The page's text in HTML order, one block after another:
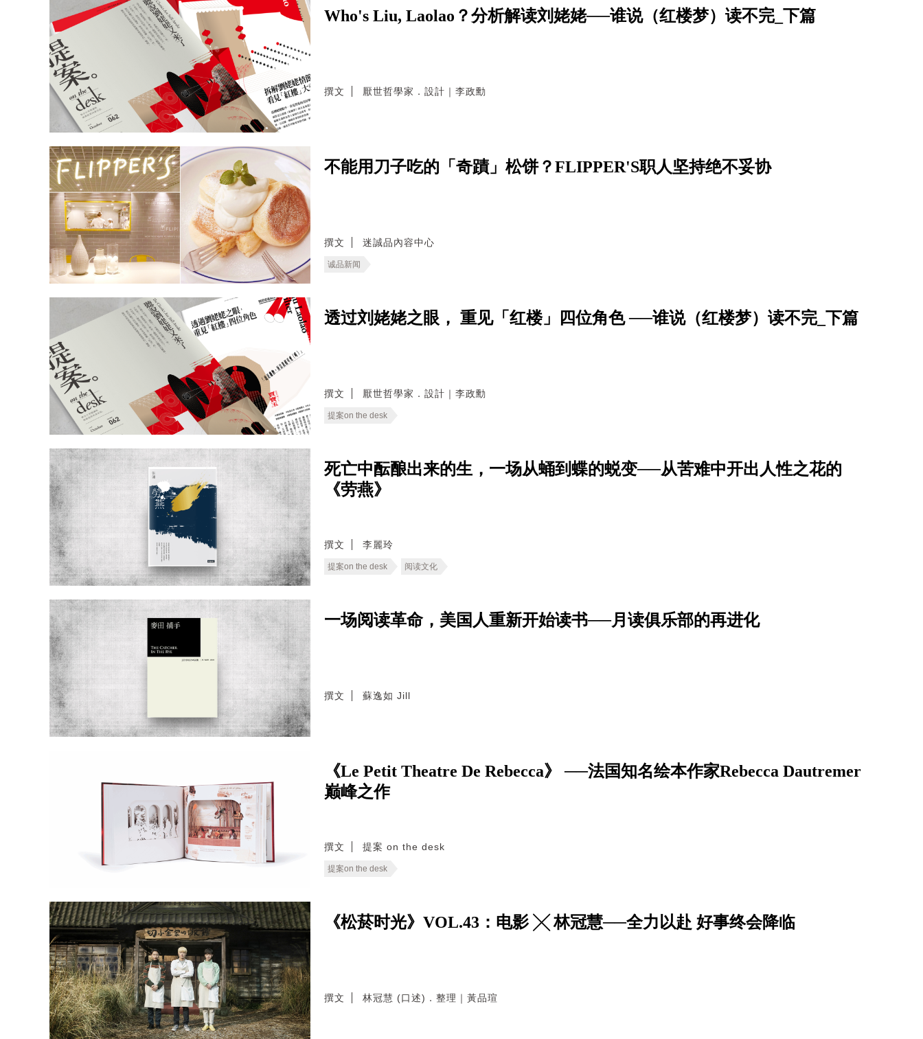
Who's Liu, Laolao？分析解读刘姥姥──谁说（红楼梦）读不完_下篇
撰文 厭世哲學家．設計｜李政勳
不能用刀子吃的「奇蹟」松饼？FLIPPER'S职人坚持绝不妥协
撰文 迷誠品內容中心
诚品新闻
透过刘姥姥之眼， 重见「红楼」四位角色 ──谁说（红楼梦）读不完_下篇
撰文 厭世哲學家．設計｜李政勳
提案on the desk
死亡中酝酿出来的生，一场从蛹到蝶的蜕变──从苦难中开出人性之花的
《劳燕》
撰文 李麗玲
提案on the desk 阅读文化
一场阅读革命，美国人重新开始读书──月读俱乐部的再进化
撰文 蘇逸如 Jill
《Le Petit Theatre De Rebecca》 ──法国知名绘本作家Rebecca Dautremer
巅峰之作
撰文 提案 on the desk
提案on the desk
《松菸时光》VOL.43：电影 ╳ 林冠慧──全力以赴 好事终会降临
撰文 林冠慧 (口述)．整理｜黃品瑄